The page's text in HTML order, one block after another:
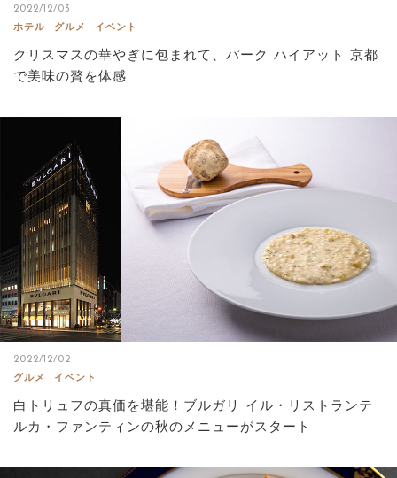
2022/12/03
ホテル
グルメ イベント
クリスマスの華やぎに包まれて、パーク ハイアット 京都
で美味の贅を体感
2022/12/02
グルメ
イベント
白トリュフの真価を堪能！ブルガリ イル・リストランテ
ルカ・ファンティンの秋のメニューがスタート